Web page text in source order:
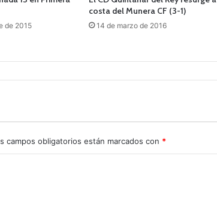
de 2015
costa del Munera CF (3-1)
14 de marzo de 2016
campos obligatorios están marcados con *